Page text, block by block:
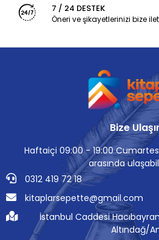
7 / 24 DESTEK
Öneri ve şikayetlerinizi bize
Bize
Haftaiçi 09:00 - 19:00
arasında
0312 419 72 18
kitaplarsepette@gmail.com
İstanbul Caddesi
Altındağ/